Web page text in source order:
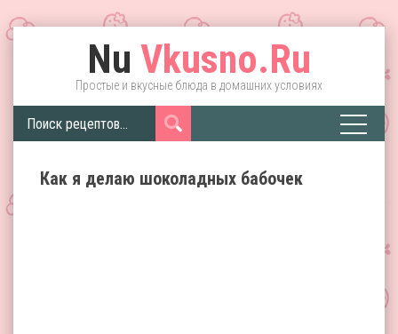
Nu Vkusno.Ru
Простые и вкусные блюда в домашних условиях
Как я делаю шоколадных бабочек